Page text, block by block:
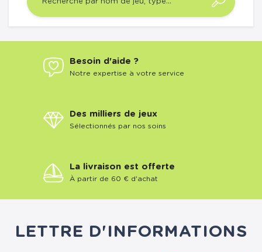
Besoin d'aide ?
Notre expertise à votre service
Des milliers de jeux
Sélectionnés par nos soins
La livraison est offerte
À partir de 60 € d'achat
LETTRE D'INFORMATIONS